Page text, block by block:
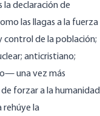
la declaración de
las llagas a la fuerza
control de la población;
anticristiano;
una vez más
forzar a la humanidad
rehúye la